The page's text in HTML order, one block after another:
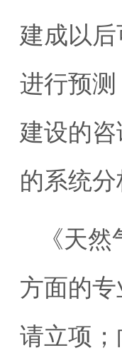
建成以
进行预
建设的
的系统分
《天
方面的
请立项